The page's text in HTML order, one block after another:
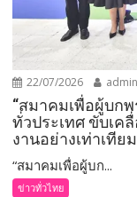
22/07/2026 admin
“สมาคมเพื่อผู้บก
ทั่วประเทศ ขับเค
งานอย่างเท่าเทียม
“สมาคมเพื่อผู้บก...
ข่าวทั่วไทย